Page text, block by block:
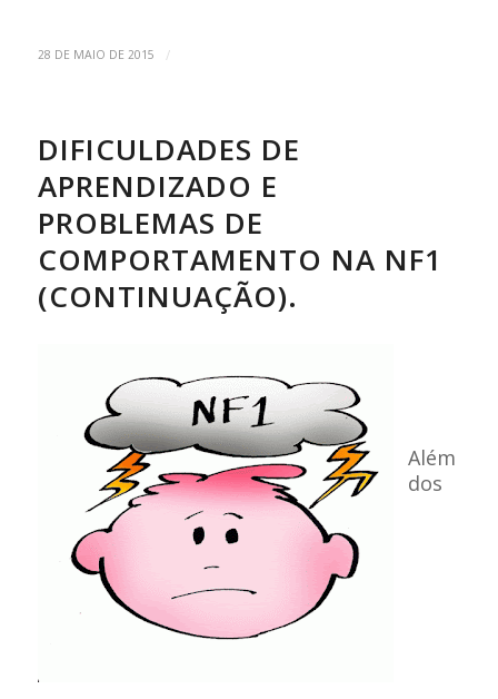
28 DE MAIO DE 2015 /
DIFICULDADES DE
APRENDIZADO E
PROBLEMAS DE
COMPORTAMENTO NA NF1
(CONTINUAÇÃO).
Além
dos